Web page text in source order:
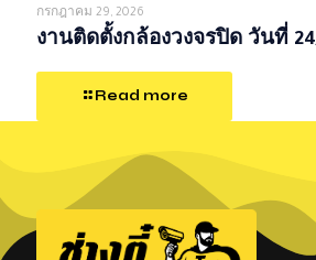
กรกฎาคม 29, 2026
งานติดตั้งกล้องวงจรปิด วันที่
Read more